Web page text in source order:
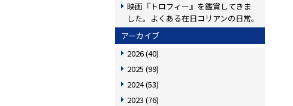
映画『トロフィー』を鑑賞してきま
した。よくある在日コリアンの日常。
アーカイブ
2026(40)
2025 (99)
2024(53)
2023 (76)